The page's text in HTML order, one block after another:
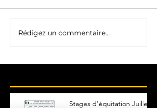
Rédigez un commentaire...
Stages d'équitation Juillet